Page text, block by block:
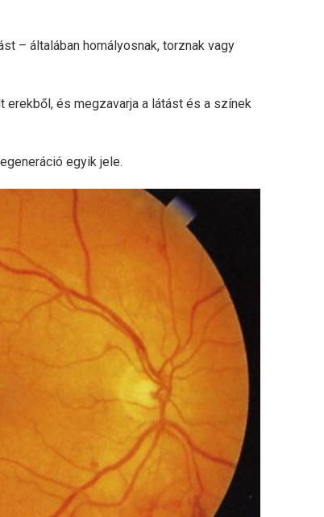
– általában homályosnak, torznak vagy
és megzavarja a látást és a színek
egyik jele.